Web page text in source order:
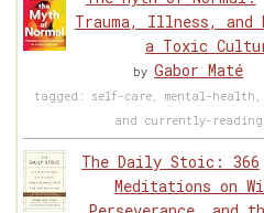
Trauma, Illness, and
a Toxic
byGabor Maté
tagged: self-care, mental-health,
and currently-reading
The Daily Stoic: 366
Meditations on